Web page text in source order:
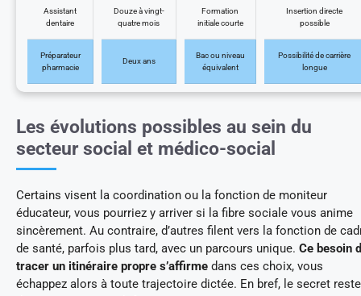
Assistant
dentaire
Douze à vingt-
quatre mois
Formation
initiale courte
Insertion directe
possible
Préparateur
pharmacie
Deux ans
Bac ou niveau
équivalent
Possibilité de carrière
longue
Les évolutions possibles au sein du
secteur social et médico-social
Certains visent la coordination ou la fonction de moniteur
éducateur, vous pourriez y arriver si la fibre sociale vous anime
sincèrement. Au contraire, d’autres filent vers la fonction de
de santé, parfois plus tard, avec un parcours unique. Ce besoin
tracer un itinéraire propre s’affirme dans ces choix, vous
échappez alors à toute trajectoire dictée. En bref, le secret reste